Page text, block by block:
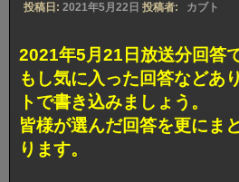
投稿日: 2021年5月22日 投稿者: カブト
2021年5月21日放送分回答で
もし気に入った回答などあ
トで書き込みましょう。
皆様が選んだ回答を更にま
ります。